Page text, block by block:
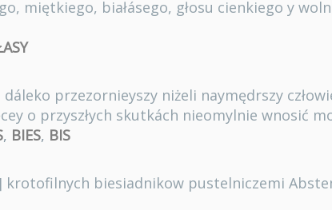
miętkiego, białásego, głosu cienkiego y
dáleko przezornieyszy niżeli naymędrszy
o przyszłych skutkách nieomylnie wnosić
, BIES, BIS
krotofilnych biesiadnikow pustelniczemi